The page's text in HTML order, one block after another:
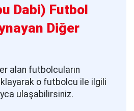
Dabi) Futbol
Diğer
alan futbolcuların
o futbolcu ile ilgili
ulaşabilirsiniz.